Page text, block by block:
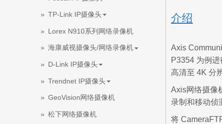
TP-Link IP摄像头
Lorex N910系列网络录像机
海康威视摄像头/网络录像机
D-Link IP摄像头
Trendnet IP摄像头
GeoVision网络摄像机
松下网络摄像机
介绍
Axis
P3354 为例
高清至 4K 分
Axis网络摄像
录制和移动侦
将